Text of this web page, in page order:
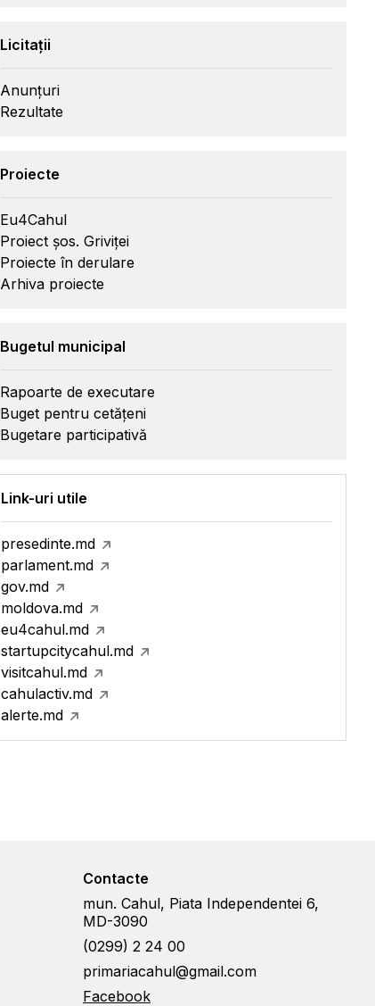
Licitații
Anunțuri
Rezultate
Proiecte
Eu4Cahul
Proiect șos. Griviței
Proiecte în derulare
Arhiva proiecte
Bugetul municipal
Rapoarte de executare
Buget pentru cetățeni
Bugetare participativă
Link-uri utile
presedinte.md
parlament.md
gov.md
moldova.md
eu4cahul.md
startupcitycahul.md
visitcahul.md
cahulactiv.md
alerte.md
Contacte
mun. Cahul, Piata Independentei 6,
MD-3090
(0299) 2 24 00
primariacahul@gmail.com
Facebook